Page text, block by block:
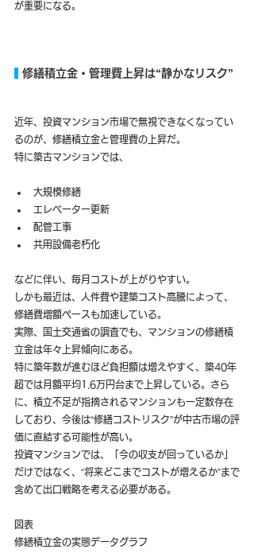
が重要になる。
修繕積立金・管理費上昇は“静かなリスク”
近年、投資マンション市場で無視できなくなってい
るのが、修繕積立金と管理費の上昇だ。
特に築古マンションでは、
大規模修繕
エレベーター更新
配管工事
共用設備老朽化
などに伴い、毎月コストが上がりやすい。
しかも最近は、人件費や建築コスト高騰によって、
修繕費増額ペースも加速している。
実際、国土交通省の調査でも、マンションの修繕積
立金は年々上昇傾向にある。
特に築年数が進むほど負担額は増えやすく、築40年
超では月額平均1.6万円台まで上昇している。さら
に、積立不足が指摘されるマンションも一定数存在
しており、今後は“修繕コストリスク”が中古市場の評
価に直結する可能性が高い。
投資マンションでは、「今の収支が回っているか」
だけではなく、“将来どこまでコストが増えるか”まで
含めて出口戦略を考える必要がある。
図表
修繕積立金の実態データグラフ